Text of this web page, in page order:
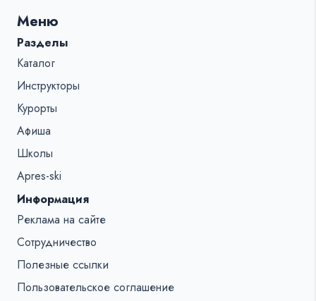
%s:
Меню
Разделы
Каталог
Инструкторы
Курорты
Афиша
Школы
Apres-ski
Информация
Реклама на сайте
Сотрудничество
Полезные ссылки
Пользовательское соглашение